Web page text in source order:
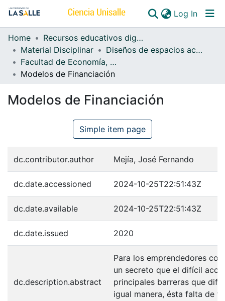
Log In
Communities & Collections
All of DSpace
Home
Recursos educativos digitales
Material Disciplinar
Diseños de espacios académicos b-learning
Facultad de Economía, Empresa y Desarrollo Sostenible – FEEDS b-learning
Modelos de Financiación
Modelos de Financiación
Simple item page
dc.contributor.author Mejía, José Fernando
dc.date.accessioned 2024-10-25T22:51:43Z
dc.date.available 2024-10-25T22:51:43Z
dc.date.issued 2020
dc.description.abstract
Para los emprendedores
un secreto que el difícil
principales barreras que
igual manera, ésta falta de